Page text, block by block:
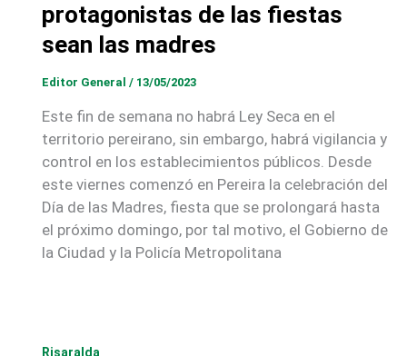
protagonistas de las fiestas
sean las madres
Editor General / 13/05/2023
Este fin de semana no habrá Ley Seca en el
territorio pereirano, sin embargo, habrá vigilancia y
control en los establecimientos públicos. Desde
este viernes comenzó en Pereira la celebración del
Día de las Madres, fiesta que se prolongará hasta
el próximo domingo, por tal motivo, el Gobierno de
la Ciudad y la Policía Metropolitana
Risaralda